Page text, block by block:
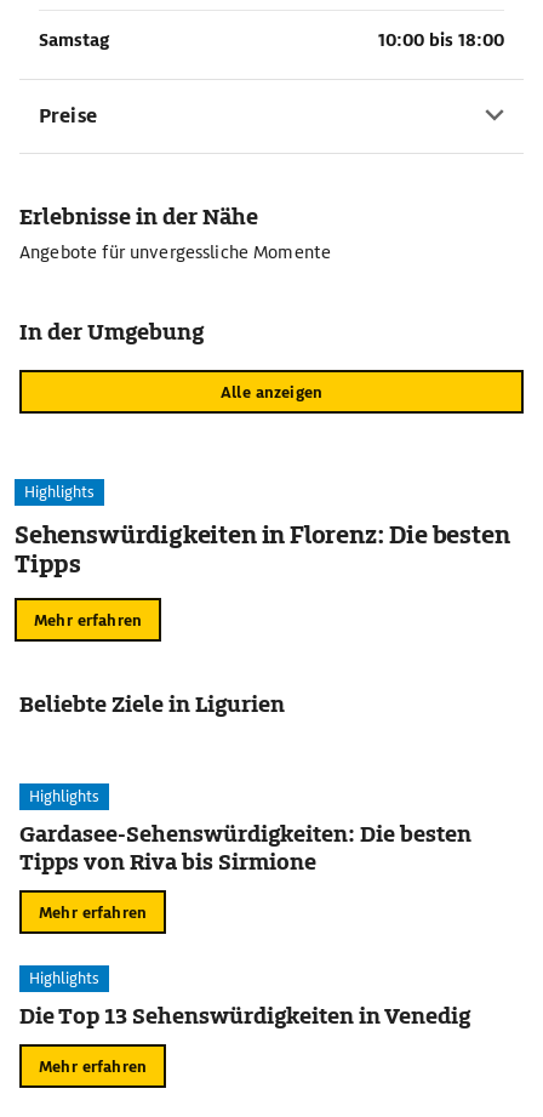
Samstag 10:00 bis 18:00
Preise
Erlebnisse in der Nähe
Angebote für unvergessliche Momente
In der Umgebung
Alle anzeigen
Highlights
Sehenswürdigkeiten in Florenz: Die besten
Tipps
Mehr erfahren
Beliebte Ziele in Ligurien
Highlights
Gardasee-Sehenswürdigkeiten: Die besten
Tipps von Riva bis Sirmione
Mehr erfahren
Highlights
Die Top 13 Sehenswürdigkeiten in Venedig
Mehr erfahren